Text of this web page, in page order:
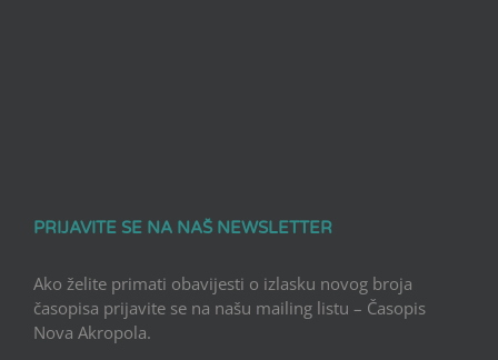
PRIJAVITE SE NA NAŠ NEWSLETTER
Ako želite primati obavijesti o izlasku novog broja
časopisa prijavite se na našu mailing listu – Časopis
Nova Akropola.